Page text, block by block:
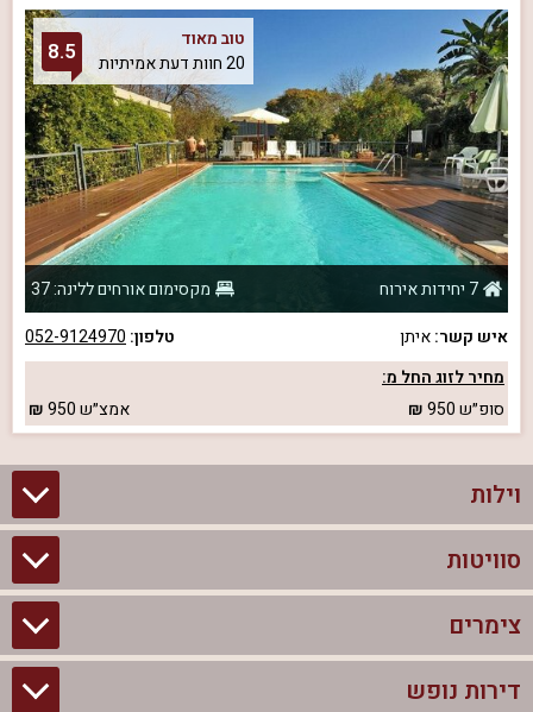
טוב מאוד
20 חוות דעת אמיתיות
8.5
7 יחידות אירוח
מקסימום אורחים ללינה: 37
איש קשר:איתן טלפון: 052-9124970
מחיר לזוג החל מ:
סופ״ש950 אמצ״ש950
וילות
וילות בצפון
וילות להשכרה
סוויטות
סוויטות בצפון
צימרים לזוגות עם בריכה פרטית
צימרים
צימרים בצפון
דירות נופש